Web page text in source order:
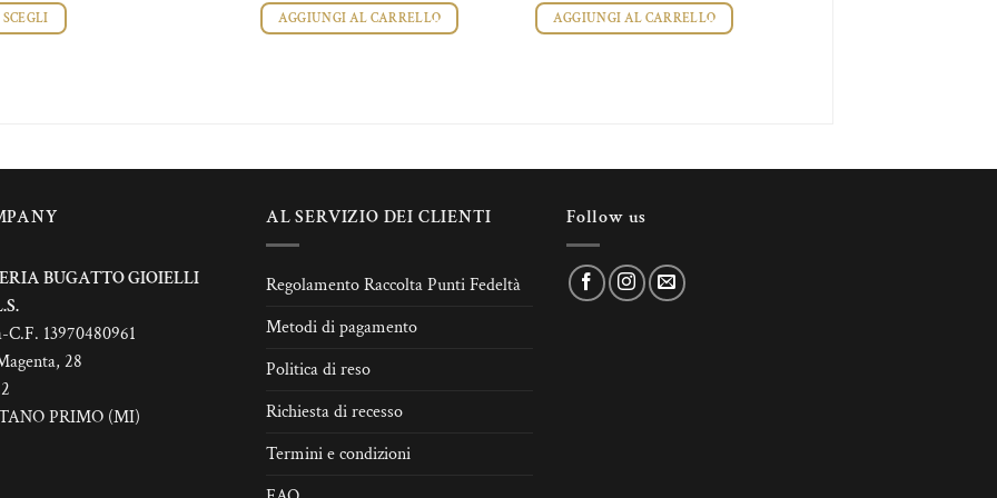
SCEGLI AGGIUNGI AL CARRELLO AGGIUNGI AL CARRELLO
BUGATTO GIOIELLI
C.F. 13970480961
28
PRIMO (MI)
AL SERVIZIO DEI CLIENTI
Regolamento Raccolta Punti Fedeltà
Metodi di pagamento
Politica di reso
Richiesta di recesso
Termini e condizioni
Follow us